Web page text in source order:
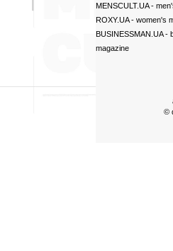
MENSCULT.UA-
ROXY.UA- women's
BUSINESSMAN.UA-
magazine
©